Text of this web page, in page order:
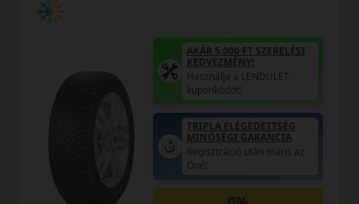
AKÁR 5.000 FT SZERELÉSI
KEDVEZMÉNY!
Használja a LENDÜLET
kuponkódot!